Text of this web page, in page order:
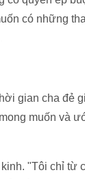
có những
gian cha đẻ
muốn và
"Tôi chỉ từ